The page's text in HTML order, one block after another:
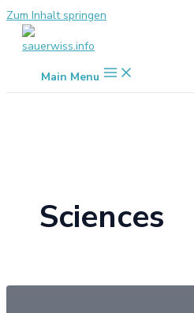
Zum Inhalt springen
Main Menu
Sciences